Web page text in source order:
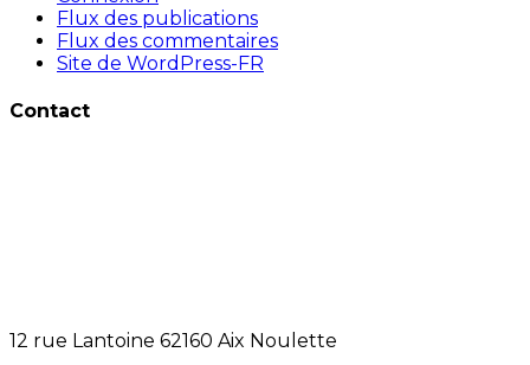
Flux des publications
Flux des commentaires
Site de WordPress-FR
Contact
12 rue Lantoine 62160 Aix Noulette